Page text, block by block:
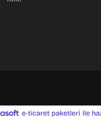
ideasoft
e-